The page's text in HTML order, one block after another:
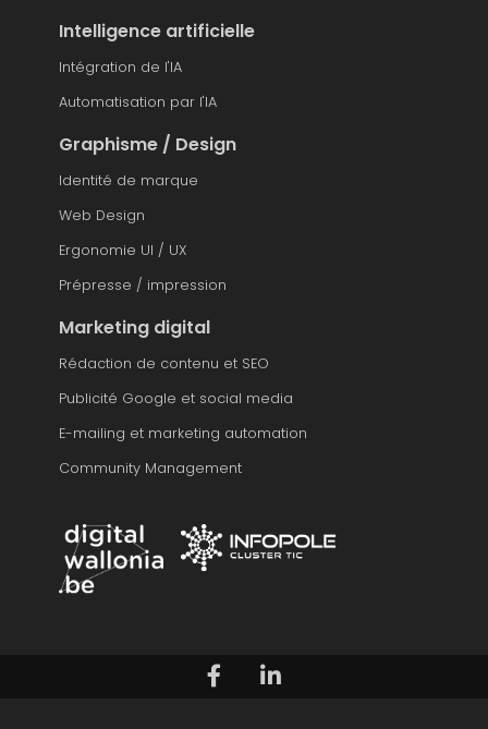
Intelligence artificielle
Intégration de l'IA
Automatisation par l'IA
Graphisme / Design
Identité de marque
Web Design
Ergonomie UI / UX
Prépresse / impression
Marketing digital
Rédaction de contenu et SEO
Publicité Google et social media
E-mailing et marketing automation
Community Management
Suivez-nous sur Facebook
Voir notre profil LinkedIn